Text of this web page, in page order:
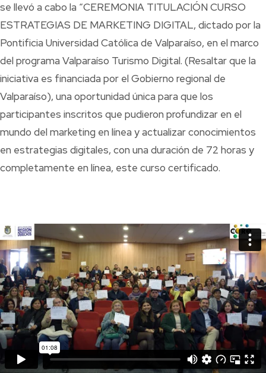
se llevó a cabo la “CEREMONIA TITULACIÓN CURSO
ESTRATEGIAS DE MARKETING DIGITAL, dictado por la
Pontificia Universidad Católica de Valparaíso, en el marco
del programa Valparaíso Turismo Digital. (Resaltar que la
iniciativa es financiada por el Gobierno regional de
Valparaíso), una oportunidad única para que los
participantes inscritos que pudieron profundizar en el
mundo del marketing en línea y actualizar conocimientos
en estrategias digitales, con una duración de 72 horas y
completamente en línea, este curso certificado.